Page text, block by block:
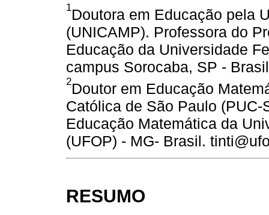
1Doutora em Educação pela
(UNICAMP). Professora do
Educação da Universidade
campus Sorocaba, SP -
2Doutor em Educação
Católica de São Paulo
Educação Matemática da
(UFOP) - MG- Brasil.
RESUMO